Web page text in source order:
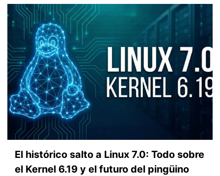
El histórico salto a Linux 7.0: Todo sobre
el Kernel 6.19 y el futuro del pingüino